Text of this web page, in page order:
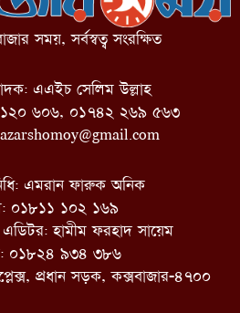
সময়, সর্বস্বত্ব সংরক্ষিত
এএইচ সেলিম উল্লাহ
৬০৬, ০১৭৪২ ২৬৯ ৫৬৩
এমরান ফারুক অনিক
০১৮১১ ১০২ ১৬৯
হামীম ফরহাদ সায়েম
০১৮২৪ ৯৩৪ ৩৮৬
প্রধান সড়ক, কক্সবাজার-৪৭০০